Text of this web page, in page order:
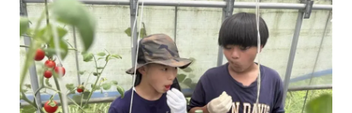
収獲したてのトマトを試食する様子